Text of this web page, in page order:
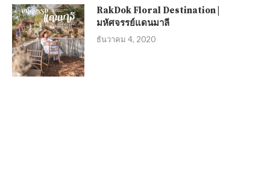
RakDok Floral Destination |
มหัศจรรย์แดนมาลี
ธันวาคม 4, 2020